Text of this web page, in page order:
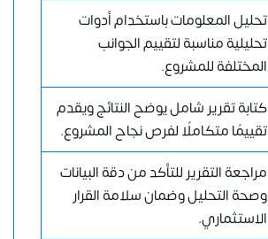
تحليل المعلومات باستخدام أدوات
تحليلية مناسبة لتقييم الجوانب
المختلفة للمشروع.
كتابة تقرير شامل يوضح النتائج ويقدم
تقييمًا متكاملًا لفرص نجاح المشروع.
مراجعة التقرير للتأكد من دقة البيانات
وصحة التحليل وضمان سلامة القرار
الاستثماري.